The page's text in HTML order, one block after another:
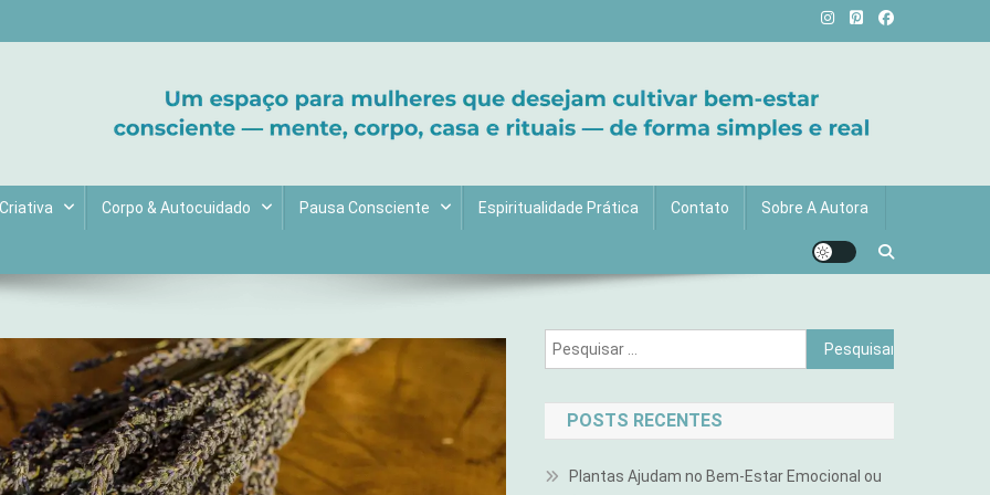
Corpo & Autocuidado Pausa Consciente Espiritualidade Prática Contato Sobre A Autora
Pesquisar
por:
POSTS RECENTES
Plantas Ajudam no Bem-Estar Emocional ou